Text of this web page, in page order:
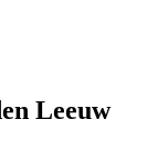
Leeuw